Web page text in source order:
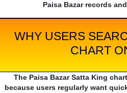
Paisa Bazar records
WHY USERS
CHART
The Paisa Bazar Satta King
because users regularly want